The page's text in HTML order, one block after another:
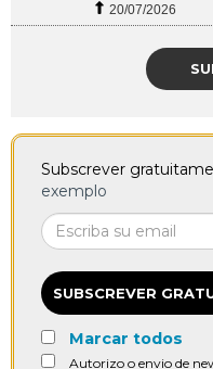
20/07/2026
Subscrever
exemplo
SUBSCREVER
Marcar todos
Autorizo o envio de